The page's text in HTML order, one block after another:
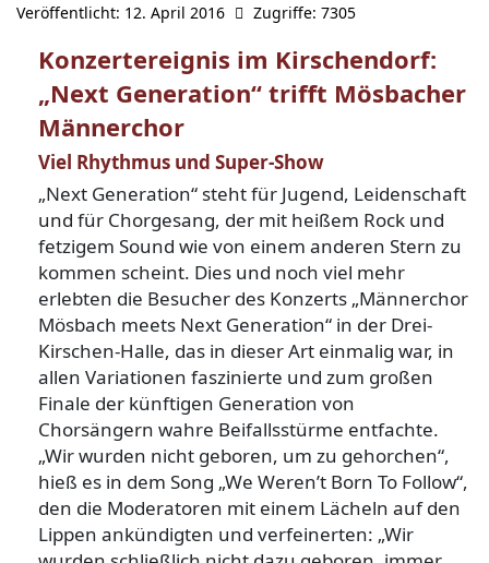
Veröffentlicht: 12. April 2016
Zugriffe: 7305
Konzertereignis im Kirschendorf:
„Next Generation“ trifft Mösbacher
Männerchor
Viel Rhythmus und Super-Show
„Next Generation“ steht für Jugend, Leidenschaft
und für Chorgesang, der mit heißem Rock und
fetzigem Sound wie von einem anderen Stern zu
kommen scheint. Dies und noch viel mehr
erlebten die Besucher des Konzerts „Männerchor
Mösbach meets Next Generation“ in der Drei-
Kirschen-Halle, das in dieser Art einmalig war, in
allen Variationen faszinierte und zum großen
Finale der künftigen Generation von
Chorsängern wahre Beifallsstürme entfachte.
„Wir wurden nicht geboren, um zu gehorchen“,
hieß es in dem Song „We Weren’t Born To Follow“,
den die Moderatoren mit einem Lächeln auf den
Lippen ankündigten und verfeinerten: „Wir